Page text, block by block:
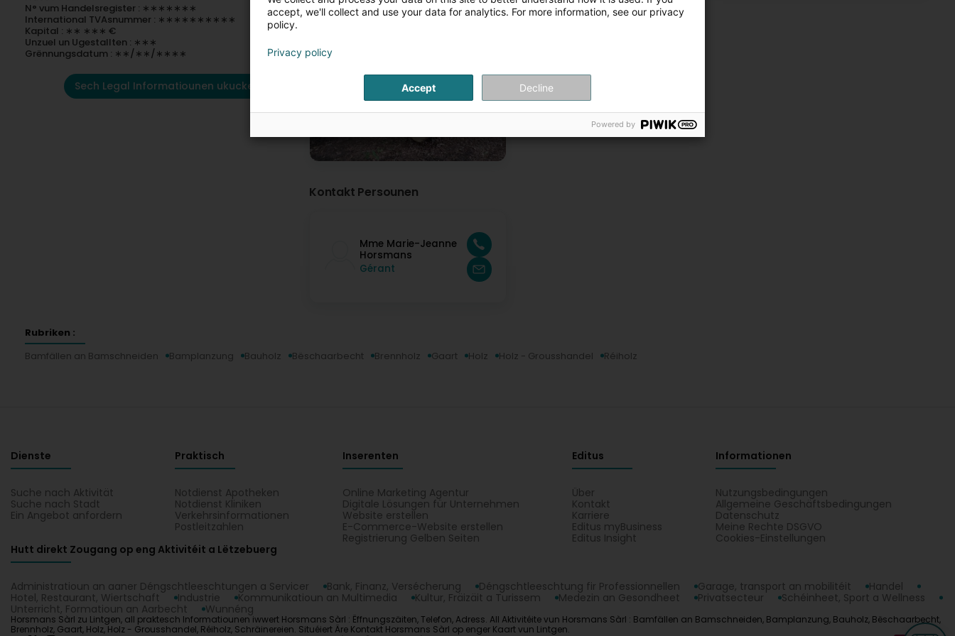
N° vum Handelsregister : ∗∗∗∗∗∗∗
International TVAsnummer : ∗∗∗∗∗∗∗∗∗∗
Kapital : ∗∗ ∗∗∗ €
Unzuel un Ugestallten : ∗∗∗
Grënnungsdatum : ∗∗/∗∗/∗∗∗∗
Sech Legal Informatiounen ukucken
Kontakt Persounen
Mme Marie-Jeanne
Horsmans
Gérant
Rubriken :
Bamfällen an Bamschneiden
Bamplanzung Bauholz Bëschaarbecht Brennholz Gaart Holz Holz - Grousshandel Réiholz
Dienste
Suche nach Aktivität
Suche nach Stadt
Ein Angebot anfordern
Praktisch
Notdienst Apotheken
Notdienst Kliniken
Verkehrsinformationen
Postleitzahlen
Inserenten
Online Marketing Agentur
Digitale Lösungen für Unternehmen
Website erstellen
E-Commerce-Website erstellen
Registrierung Gelben Seiten
Editus
Über
Kontakt
Karriere
Editus myBusiness
Editus Insight
Informationen
Nutzungsbedingungen
Allgemeine Geschäftsbedingungen
Datenschutz
Meine Rechte DSGVO
Cookies-Einstellungen
Hutt direkt Zougang op eng Aktivitéit a Lëtzebuerg
Administratioun an aaner Déngschtleeschtungen a Servicer Bank, Finanz, Versécherung Déngschtleeschtung fir Professionnellen Garage, transport an mobilitéit
Handel
Hotel, Restaurant, Wiertschaft
Industrie Kommunikatioun an Multimedia Kultur, Fräizäit a Turissem Medezin an Gesondheet Privatsecteur
Schéinheet, Sport a Wellness
Unterricht, Formatioun an Aarbecht
Wunnéng
Horsmans Sàrl zu Lintgen, all praktesch Informatiounen iwwert Horsmans Sàrl : Ëffnungszäiten, Telefon, Adress. All Aktivitéite vun Horsmans Sàrl : Bamfällen an Bamschneiden, Bamplanzung, Bauholz, Bëschaarbecht,
Brennholz, Gaart, Holz, Holz - Grousshandel, Réiholz, Schräinereien. Situéiert Äre Kontakt Horsmans Sàrl op enger Kaart vun Lintgen.
accept, we'll collect and use your data for analytics. For more information, see our privacy
policy.
Privacy policy
Accept Decline
Powered by